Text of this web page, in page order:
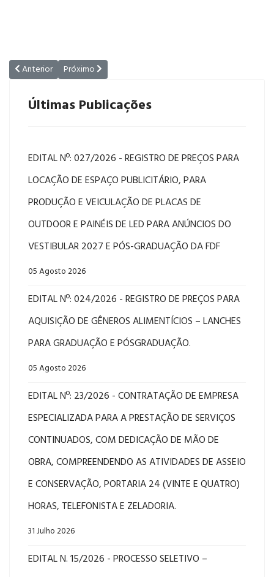
Artigo anterior: EDITAL Nº 08/2026 - PROCESSO SELETIVO PARA
Anterior Próximo artigo: EDITAL DE SELEÇÃO DE GRADUANDOS –
Próximo
Últimas Publicações
EDITAL Nº: 027/2026 - REGISTRO DE PREÇOS PARA
LOCAÇÃO DE ESPAÇO PUBLICITÁRIO, PARA
PRODUÇÃO E VEICULAÇÃO DE PLACAS DE
OUTDOOR E PAINÉIS DE LED PARA ANÚNCIOS DO
VESTIBULAR 2027 E PÓS-GRADUAÇÃO DA FDF
05 Agosto 2026
EDITAL Nº: 024/2026 - REGISTRO DE PREÇOS PARA
AQUISIÇÃO DE GÊNEROS ALIMENTÍCIOS – LANCHES
PARA GRADUAÇÃO E PÓSGRADUAÇÃO.
05 Agosto 2026
EDITAL Nº: 23/2026 - CONTRATAÇÃO DE EMPRESA
ESPECIALIZADA PARA A PRESTAÇÃO DE SERVIÇOS
CONTINUADOS, COM DEDICAÇÃO DE MÃO DE
OBRA, COMPREENDENDO AS ATIVIDADES DE ASSEIO
E CONSERVAÇÃO, PORTARIA 24 (VINTE E QUATRO)
HORAS, TELEFONISTA E ZELADORIA.
31 Julho 2026
EDITAL N. 15/2026 - PROCESSO SELETIVO –